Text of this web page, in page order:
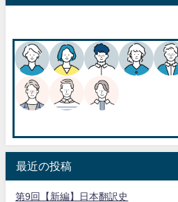
最近の投稿
第9回【新編】日本翻訳史